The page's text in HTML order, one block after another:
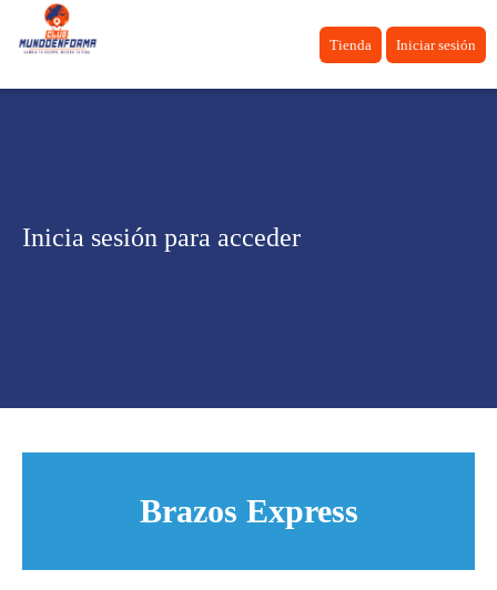
Tienda Iniciar sesión
Inicia sesión para acceder
Brazos Express